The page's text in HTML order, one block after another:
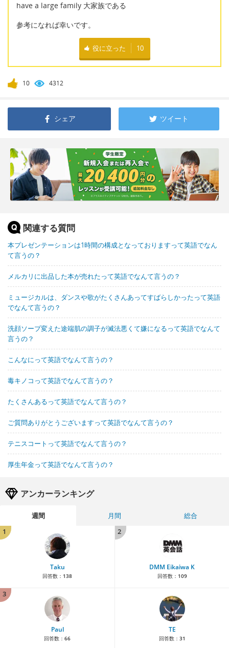
have a large family 大家族である
参考になれば幸いです。
役に立った 10
10 4312
シェア ツイート
関連する質問
本プレゼンテーションは1時間の構成となっておりますって英語でなん
て言うの？
メルカリに出品した本が売れたって英語でなんて言うの？
ミュージカルは、ダンスや歌がたくさんあってすばらしかったって英語
でなんて言うの？
洗顔ソープ変えた途端肌の調子が滅法悪くて嫌になるって英語でなんて
言うの？
こんなにって英語でなんて言うの？
毒キノコって英語でなんて言うの？
たくさんあるって英語でなんて言うの？
ご質問ありがとうございますって英語でなんて言うの？
テニスコートって英語でなんて言うの？
厚生年金って英語でなんて言うの？
アンカーランキング
週間 月間
総合
1
Taku
回答数： 138
2
DMM Eikaiwa K
回答数： 109
3
Paul
回答数： 66
TE
回答数： 31